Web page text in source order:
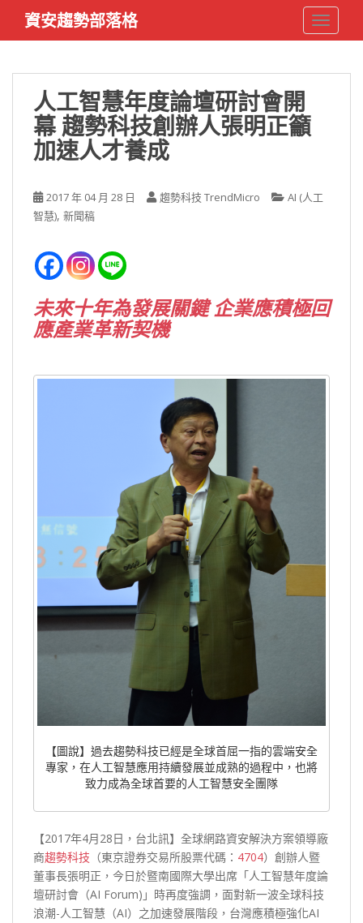
i
資安趨勢部落格
人工智慧年度論壇研討會開
幕 趨勢科技創辦人張明正籲
加速人才養成
2017 年 04 月 28 日 趨勢科技 TrendMicro
AI (人工
智慧), 新聞稿
未來十年為發展關鍵 企業應積極回
應產業革新契機
【圖說】過去趨勢科技已經是全球首屈一指的雲端安全
專家，在人工智慧應用持續發展並成熟的過程中，也將
致力成為全球首要的人工智慧安全團隊
【2017年4月28日，台北訊】全球網路資安解決方案領導廠
商趨勢科技 （東京證券交易所股票代碼： 4704）創辦人暨
董事長張明正，今日於暨南國際大學出席「人工智慧年度論
壇研討會（AI Forum)」時再度強調，面對新一波全球科技
浪潮-人工智慧（AI）之加速發展階段，台灣應積極強化AI